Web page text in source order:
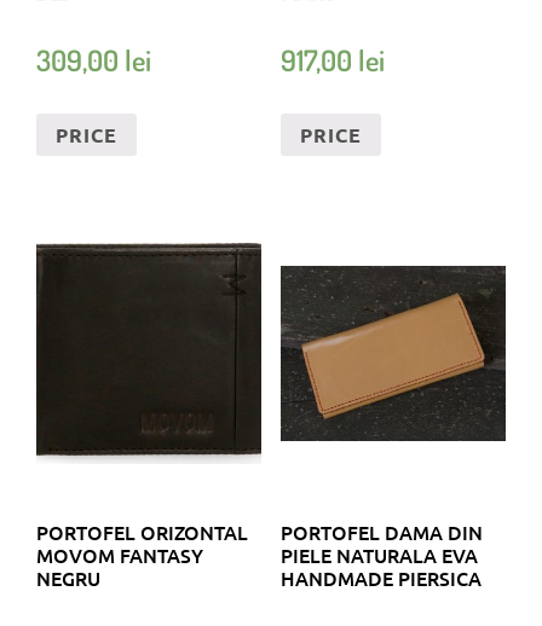
309,00 lei
PRICE
917,00 lei
PRICE
PORTOFEL ORIZONTAL
MOVOM FANTASY
NEGRU
PORTOFEL DAMA DIN
PIELE NATURALA EVA
HANDMADE PIERSICA